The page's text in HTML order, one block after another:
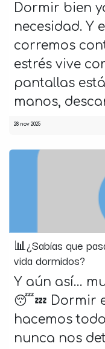
Dormir bien
necesidad. Y
corremos
estrés vive
pantallas
manos,
28 nov 2025
📊¿Sabías que
vida dormidos?
Y aún así…
😴💤 Dormir
hacemos
nunca nos